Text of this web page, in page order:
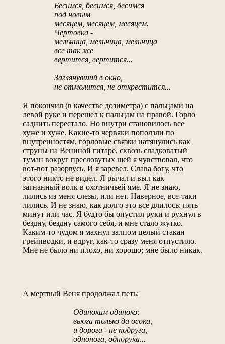
Бесимся, бесимся, бесимся
под новым
месяцем, месяцем, месяцем.
Чертовка -
мельница, мельница, мельница
все так же
вертится, вертится...
Заглянувший в окно,
не отмолится, не открестится...
Я покончил (в качестве дозиметра) с пальцами на
левой руке и перешел к пальцам на правой. Горло
саднить перестало. Но внутри становилось все
хуже и хуже. Какие-то червяки поползли по
внутренностям, горловые связки натянулись как
струны на Вениной гитаре, сквозь сладковатый
туман вокруг пресловутых щей я чувствовал, что
вот-вот разорвусь. И я заревел. Слава богу, что
этого никто не видел. Я рычал и выл как
загнанный волк в охотничьей яме. Я не знаю,
лились из меня слезы, или нет. Наверное, все-таки
лились. И не знаю, как долго это все длилось: пять
минут или час. Я будто бы опустил руки и рухнул в
бездну, бездну самого себя, и мне стало жутко.
Каким-то чудом я махнул залпом целый стакан
грейпводки, и вдруг, как-то сразу меня отпустило.
Мне не было ни плохо, ни хорошо; мне было никак.
А мертвый Веня продолжал петь:
Одиноким одиноко:
вьюга только да осока,
и дорога - не подруга,
однонога, однорука...